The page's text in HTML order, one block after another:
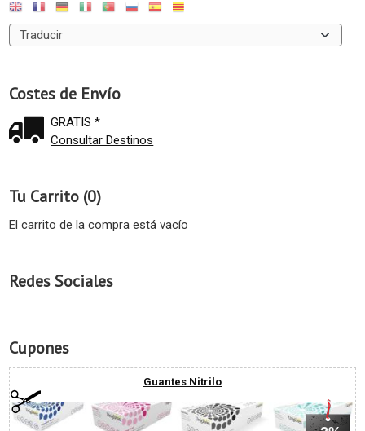
Costes de Envío
GRATIS *
Consultar Destinos
Tu Carrito (0)
El carrito de la compra está vacío
Redes Sociales
Cupones
Guantes Nitrilo